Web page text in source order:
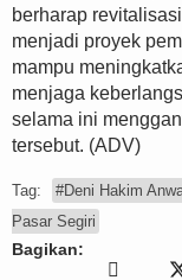
berharap revitalisasi
menjadi proyek
mampu
menjaga
selama ini
tersebut. (ADV)
Tag: #Deni Hakim
Pasar Segiri
Bagikan: